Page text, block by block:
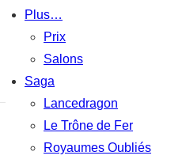
Plus…
Prix
Salons
Saga
Lancedragon
Le Trône de Fer
Royaumes Oubliés